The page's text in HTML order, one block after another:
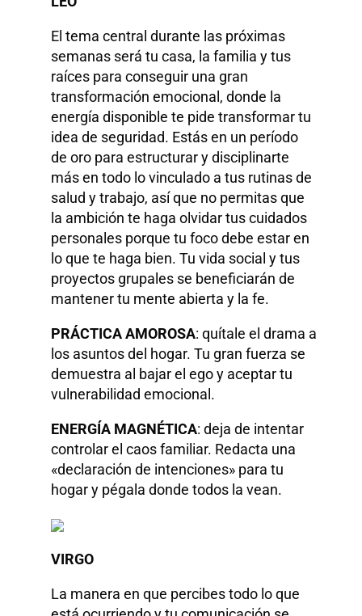
El tema central durante las próximas
semanas será tu casa, la familia y tus
raíces para conseguir una gran
transformación emocional, donde la
energía disponible te pide transformar tu
idea de seguridad. Estás en un período
de oro para estructurar y disciplinarte
más en todo lo vinculado a tus rutinas de
salud y trabajo, así que no permitas que
la ambición te haga olvidar tus cuidados
personales porque tu foco debe estar en
lo que te haga bien. Tu vida social y tus
proyectos grupales se beneficiarán de
mantener tu mente abierta y la fe.
PRÁCTICA AMOROSA: quítale el drama a
los asuntos del hogar. Tu gran fuerza se
demuestra al bajar el ego y aceptar tu
vulnerabilidad emocional.
ENERGÍA MAGNÉTICA: deja de intentar
controlar el caos familiar. Redacta una
«declaración de intenciones» para tu
hogar y pégala donde todos la vean.
VIRGO
La manera en que percibes todo lo que